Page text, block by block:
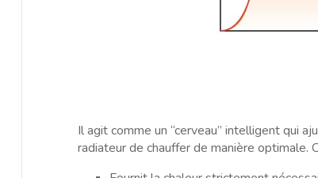
Il agit comme un “cerveau” intelligent qui
radiateur de chauffer de manière optimale.